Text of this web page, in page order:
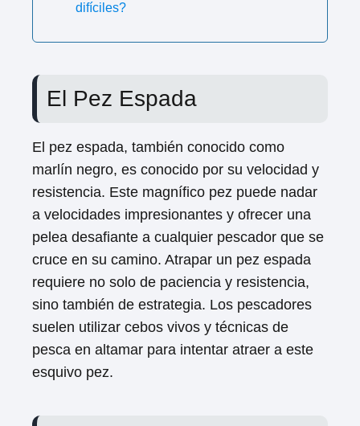
difíciles?
El Pez Espada
El pez espada, también conocido como
marlín negro, es conocido por su velocidad y
resistencia. Este magnífico pez puede nadar
a velocidades impresionantes y ofrecer una
pelea desafiante a cualquier pescador que se
cruce en su camino. Atrapar un pez espada
requiere no solo de paciencia y resistencia,
sino también de estrategia. Los pescadores
suelen utilizar cebos vivos y técnicas de
pesca en altamar para intentar atraer a este
esquivo pez.